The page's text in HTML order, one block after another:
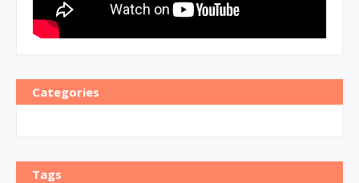
Categories
Tags